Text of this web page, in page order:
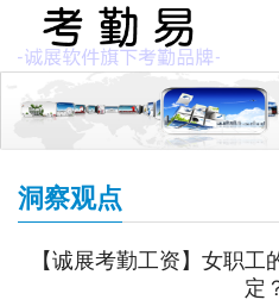
洞察观点
【诚展考勤工资】女职
定